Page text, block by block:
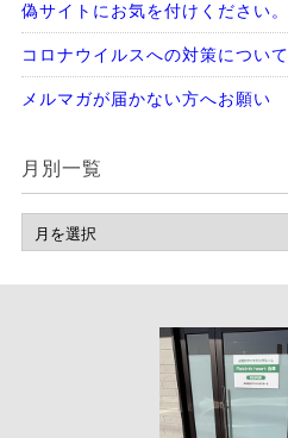
偽サイトにお気を付けください。
コロナウイルスへの対策について
メルマガが届かない方へお願い
月別一覧